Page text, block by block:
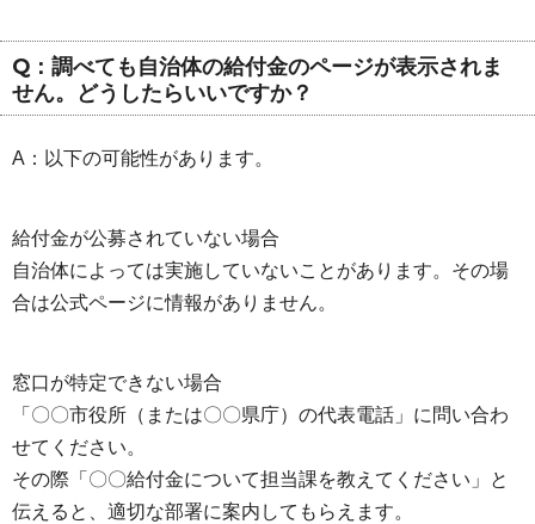
Q：調べても自治体の給付金のページが表示されま
せん。どうしたらいいですか？
A：以下の可能性があります。
給付金が公募されていない場合
自治体によっては実施していないことがあります。その場
合は公式ページに情報がありません。
窓口が特定できない場合
「〇〇市役所（または〇〇県庁）の代表電話」に問い合わ
せてください。
その際「〇〇給付金について担当課を教えてください」と
伝えると、適切な部署に案内してもらえます。